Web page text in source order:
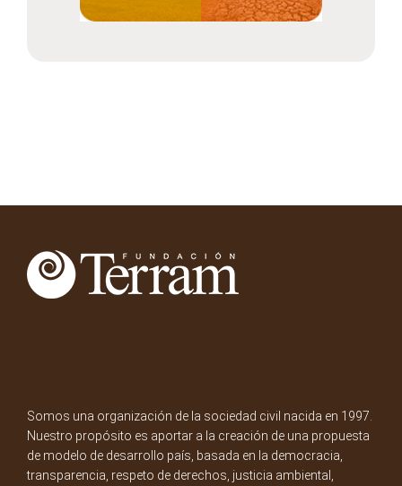
Somos una organización de la sociedad civil nacida en 1997.
Nuestro propósito es aportar a la creación de una propuesta
de modelo de desarrollo país, basada en la democracia,
transparencia, respeto de derechos, justicia ambiental,